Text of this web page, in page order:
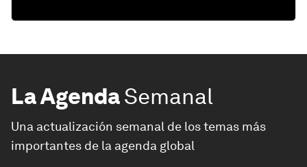
La AgendaSemanal
Una actualización semanal de los temas más
importantes de la agenda global